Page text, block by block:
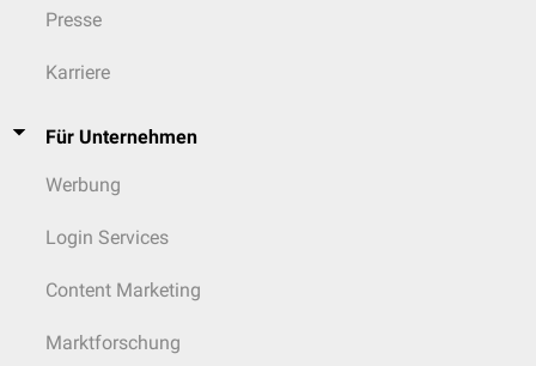
Presse
Karriere
Für Unternehmen
Werbung
Login Services
Content Marketing
Marktforschung